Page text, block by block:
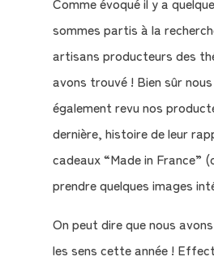
Qui
sommes-
sommes partis à la
artisans producteurs des
avons trouvé ! Bien sûr
également revu nos
dernière, histoire de leur
cadeaux “Made in France”
prendre quelques images
On peut dire que nous
les sens cette année !